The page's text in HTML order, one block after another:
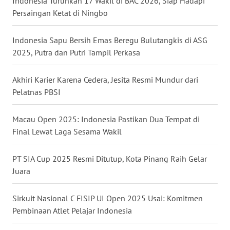
Persaingan Ketat di Ningbo
Indonesia Sapu Bersih Emas Beregu Bulutangkis di ASG
2025, Putra dan Putri Tampil Perkasa
Akhiri Karier Karena Cedera, Jesita Resmi Mundur dari
Pelatnas PBSI
Macau Open 2025: Indonesia Pastikan Dua Tempat di
Final Lewat Laga Sesama Wakil
PT SIA Cup 2025 Resmi Ditutup, Kota Pinang Raih Gelar
Juara
Sirkuit Nasional C FISIP UI Open 2025 Usai: Komitmen
Pembinaan Atlet Pelajar Indonesia
WN
BABEL
WN
SUMBAR
WN
WN
JATENG